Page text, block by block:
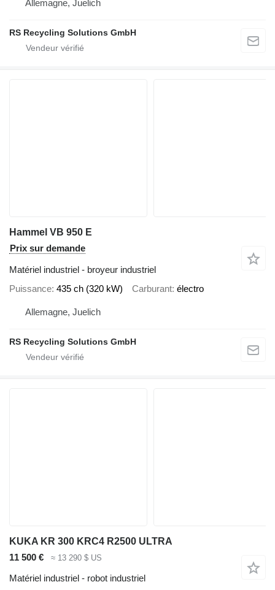
Allemagne, Juelich
RS Recycling Solutions GmbH
Hammel VB 950 E
Prix sur demande
Matériel industriel - broyeur industriel
Puissance 435 ch (320 kW) Carburant électro
Allemagne, Juelich
RS Recycling Solutions GmbH
KUKA KR 300 KRC4 R2500 ULTRA
11 500 €
≈ 13 290 $ US
Matériel industriel - robot industriel